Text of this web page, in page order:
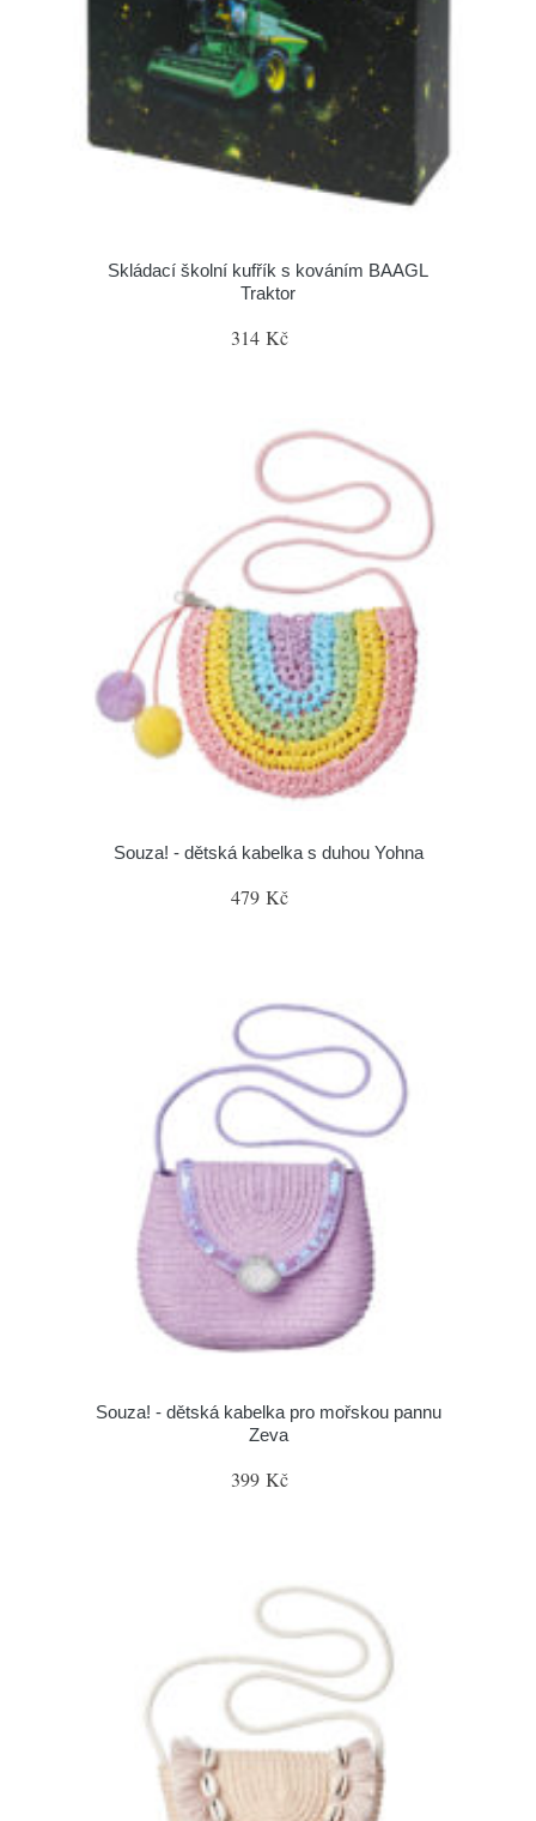
Skládací školní kufřík s kováním BAAGL
Traktor
314 Kč
Souza! - dětská kabelka s duhou Yohna
479 Kč
Souza! - dětská kabelka pro mořskou pannu
Zeva
399 Kč